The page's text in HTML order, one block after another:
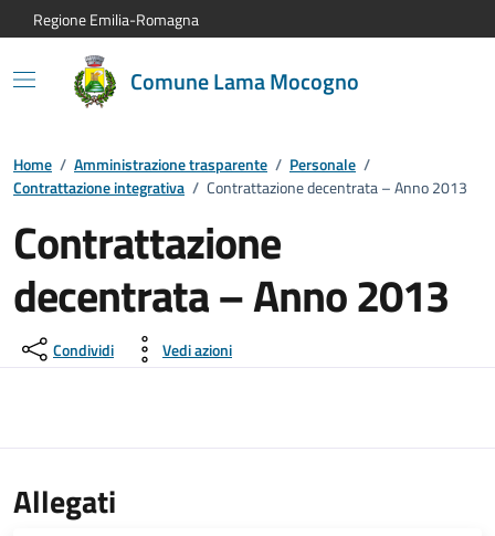
Vai al contenuto principale
Vai alla navigazione del sito
Vai al piede di pagina
Regione Emilia-Romagna
Comune Lama Mocogno
Home / Amministrazione trasparente / Personale /
Contrattazione integrativa / Contrattazione decentrata – Anno 2013
Contrattazione
decentrata – Anno 2013
Condividi Vedi azioni
Allegati